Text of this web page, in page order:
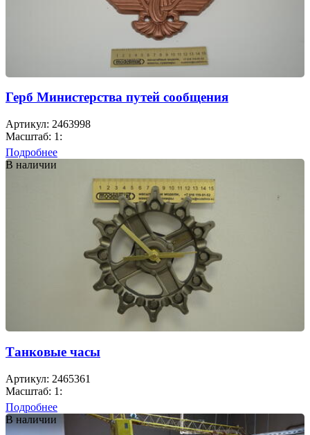
Герб Министерства путей сообщения
Артикул: 2463998
Масштаб: 1:
Подробнее
В наличии
Танковые часы
Артикул: 2465361
Масштаб: 1:
Подробнее
В наличии